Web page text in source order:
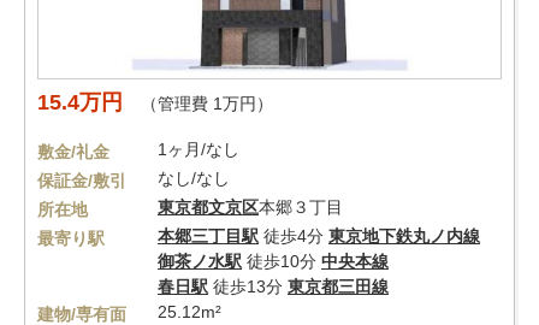
15.4万円 （管理費 1万円）
敷金/礼金
1ヶ月/なし
保証金/敷引
なし/なし
所在地
東京都文京区本郷３丁目
最寄り駅
本郷三丁目駅 徒歩4分 東京地下鉄丸ノ内線
御茶ノ水駅 徒歩10分 中央本線
春日駅 徒歩13分 東京都三田線
建物/専有面
25.12m²